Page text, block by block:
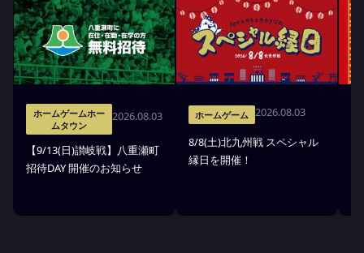
ホームゲームホー
ムタウン
2026.08.03
【9/13(日)讃岐戦】八重瀬町
招待DAY 開催のお知らせ
ホームゲーム 2026.08.03
8/8(土)北九州戦 スペシャル
縁日を開催！